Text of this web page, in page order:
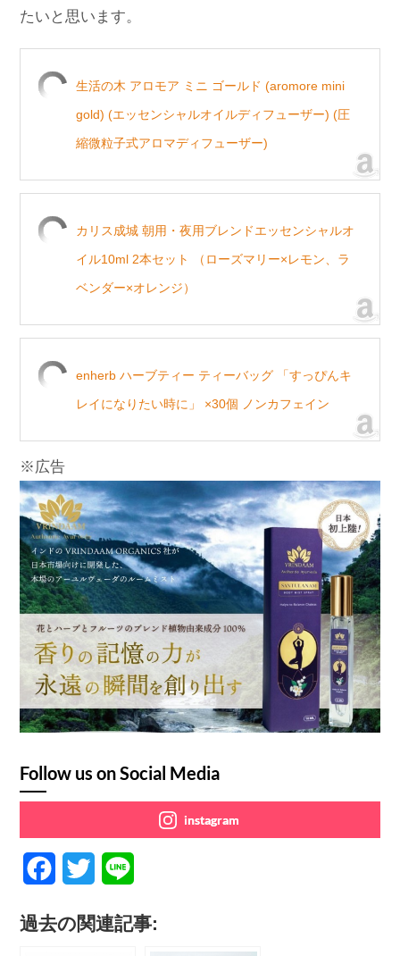
たいと思います。
生活の木 アロモア ミニ ゴールド (aromore mini
gold) (エッセンシャルオイルディフューザー) (圧
縮微粒子式アロマディフューザー)
カリス成城 朝用・夜用ブレンドエッセンシャルオ
イル10ml 2本セット （ローズマリー×レモン、ラ
ベンダー×オレンジ）
enherb ハーブティー ティーバッグ 「すっぴんキ
レイになりたい時に」 ×30個 ノンカフェイン
※広告
Follow us on Social Media
instagram
c i n
過去の関連記事: